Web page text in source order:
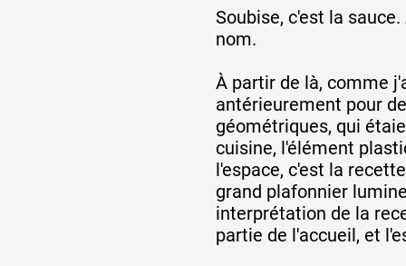
Soubise, c'est la
nom.
À partir de là, comme
antérieurement pour
géométriques, qui
cuisine, l'élément
l'espace, c'est la
grand plafonnier
interprétation de la
partie de l'accueil, et